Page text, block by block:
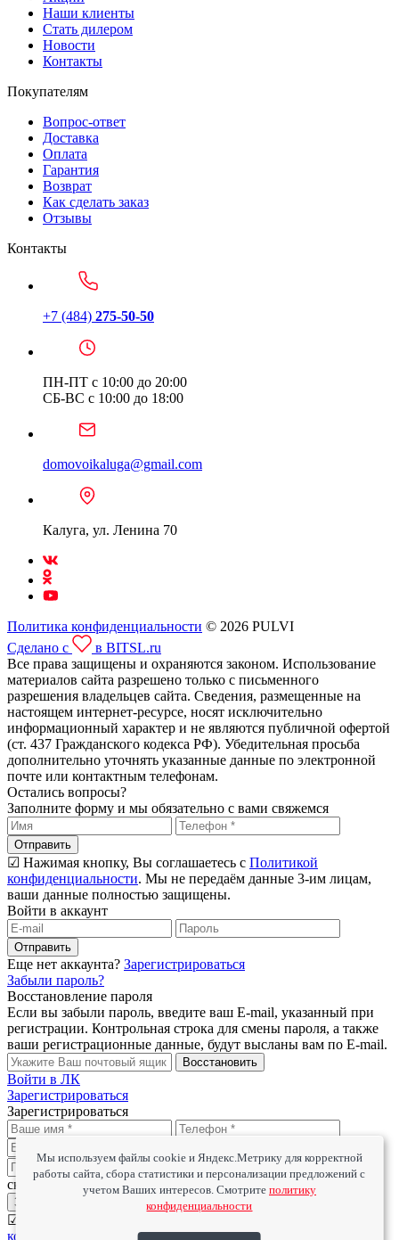
Наши клиенты
Стать дилером
Новости
Контакты
Покупателям
Вопрос-ответ
Доставка
Оплата
Гарантия
Возврат
Как сделать заказ
Отзывы
Контакты
+7 (484) 275-50-50
ПН-ПТ с 10:00 до 20:00
СБ-ВС с 10:00 до 18:00
domovoikaluga@gmail.com
Калуга, ул. Ленина 70
Политика конфиденциальности © 2026 PULVI
Сделано с
в BITSL.ru
Все права защищены и охраняются законом. Использование
материалов сайта разрешено только с письменного
разрешения владельцев сайта. Сведения, размещенные на
настоящем интернет-ресурсе, носят исключительно
информационный характер и не являются публичной офертой
(ст. 437 Гражданского кодекса РФ). Убедительная просьба
дополнительно уточнять указанные данные по электронной
почте или контактным телефонам.
Остались вопросы?
Заполните форму и мы обязательно с вами свяжемся
Отправить
☑ Нажимая кнопку, Вы соглашаетесь с Политикой
конфиденциальности. Мы не передаём данные 3-им лицам,
ваши данные полностью защищены.
Войти в аккаунт
Отправить
Еще нет аккаунта? Зарегистрироваться
Забыли пароль?
Восстановление пароля
Если вы забыли пароль, введите ваш E-mail, указанный при
регистрации. Контрольная строка для смены пароля, а также
ваши регистрационные данные, будут высланы вам по E-mail.
Восстановить
Войти в ЛК
Зарегистрироваться
Зарегистрироваться
Получать информацию о
скидках, новинках и выгодных предложениях
Зарегистрироваться
☑ Нажимая кнопку, Вы соглашаетесь с
конфиденциальности. Мы не передаём данные 3-им лицам,
Мы используем файлы cookie и Яндекс.Метрику для корректной
работы сайта, сбора статистики и персонализации предложений с
учетом Ваших интересов. Смотрите политику
конфиденциальности